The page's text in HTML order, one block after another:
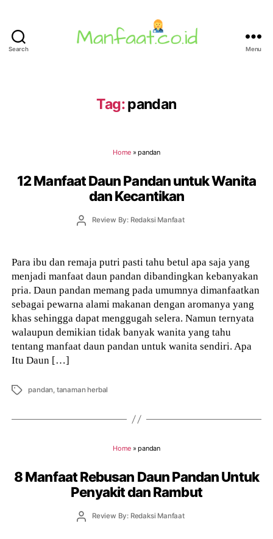
Search Menu
Tag:pandan
Home »pandan
12 Manfaat Daun Pandan untuk Wanita
dan Kecantikan
PostReview By: Redaksi Manfaat
Para ibu dan remaja putri pasti tahu betul apa saja yang
menjadi manfaat daun pandan dibandingkan kebanyakan
pria. Daun pandan memang pada umumnya dimanfaatkan
sebagai pewarna alami makanan dengan aromanya yang
khas sehingga dapat menggugah selera. Namun ternyata
walaupun demikian tidak banyak wanita yang tahu
tentang manfaat daun pandan untuk wanita sendiri. Apa
Itu Daun […]
Tags pandan, tanaman herbal
Home »pandan
8 Manfaat Rebusan Daun Pandan Untuk
Penyakit dan Rambut
PostReview By: Redaksi Manfaat